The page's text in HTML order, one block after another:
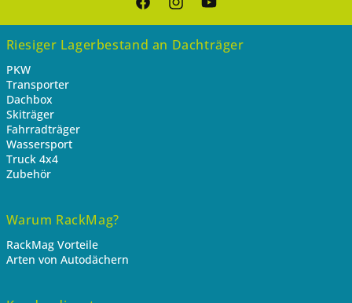
FacebookInstagramYouTube
Riesiger Lagerbestand an Dachträger
PKW
Transporter
Dachbox
Skiträger
Fahrradträger
Wassersport
Truck 4x4
Zubehör
Warum RackMag?
RackMag Vorteile
Arten von Autodächern